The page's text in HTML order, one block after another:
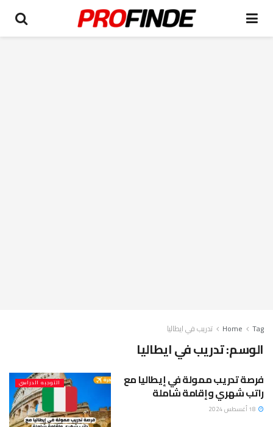
Home Tag تدريب في ايطاليا
الوسم:تدريب في ايطاليا
التوجبه الدراسي فرصة تدريب ممولة في إيطاليا مع
راتب شهري وإقامة شاملة